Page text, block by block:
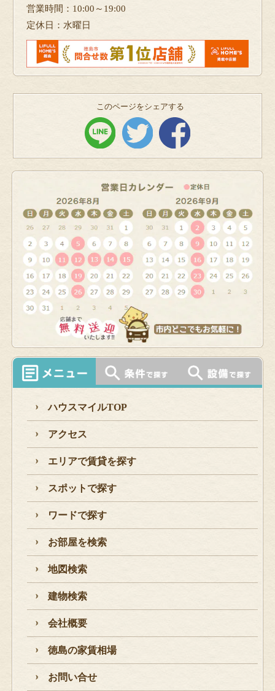
営業時間：10:00～19:00
定休日：水曜日
このページをシェアする
ハウスマイルTOP
アクセス
エリアで賃貸を探す
スポットで探す
ワードで探す
お部屋を検索
地図検索
建物検索
会社概要
徳島の家賃相場
お問い合せ